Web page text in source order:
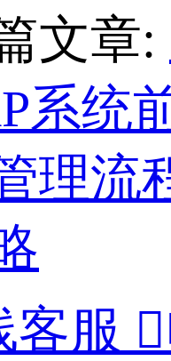
文章:
系统
理流
客服 